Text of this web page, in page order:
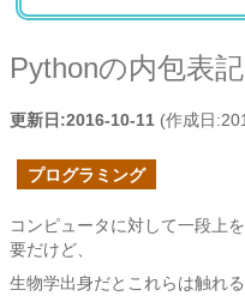
Pythonの内包表記
更新日:2016-10-11 (作成日:
プログラミング
コンピュータに対して一段上
要だけど、
生物学出身だとこれらは触れる